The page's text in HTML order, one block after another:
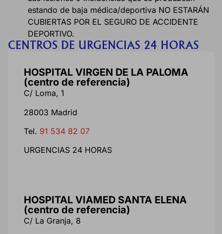
estando de baja médica/deportiva NO ESTARÁN
CUBIERTAS POR EL SEGURO DE ACCIDENTE
DEPORTIVO.
CENTROS DE URGENCIAS 24 HORAS
HOSPITAL VIRGEN DE LA PALOMA
(centro de referencia)
C/ Loma, 1
28003 Madrid
Tel. 91 534 82 07
URGENCIAS 24 HORAS
HOSPITAL VIAMED SANTA ELENA
(centro de referencia)
C/ La Granja, 8